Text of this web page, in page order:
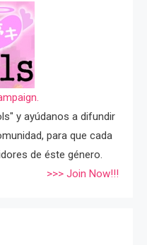
y ayúdanos a difundir
para que cada
de éste género.
>>> Join Now!!!